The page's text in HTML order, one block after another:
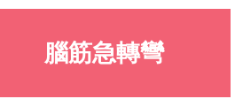
腦筋急轉彎